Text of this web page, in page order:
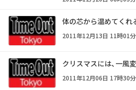
体の芯から温めてくれ
2011年12月13日 11時01分
クリスマスには、一風
2011年12月06日 17時30分